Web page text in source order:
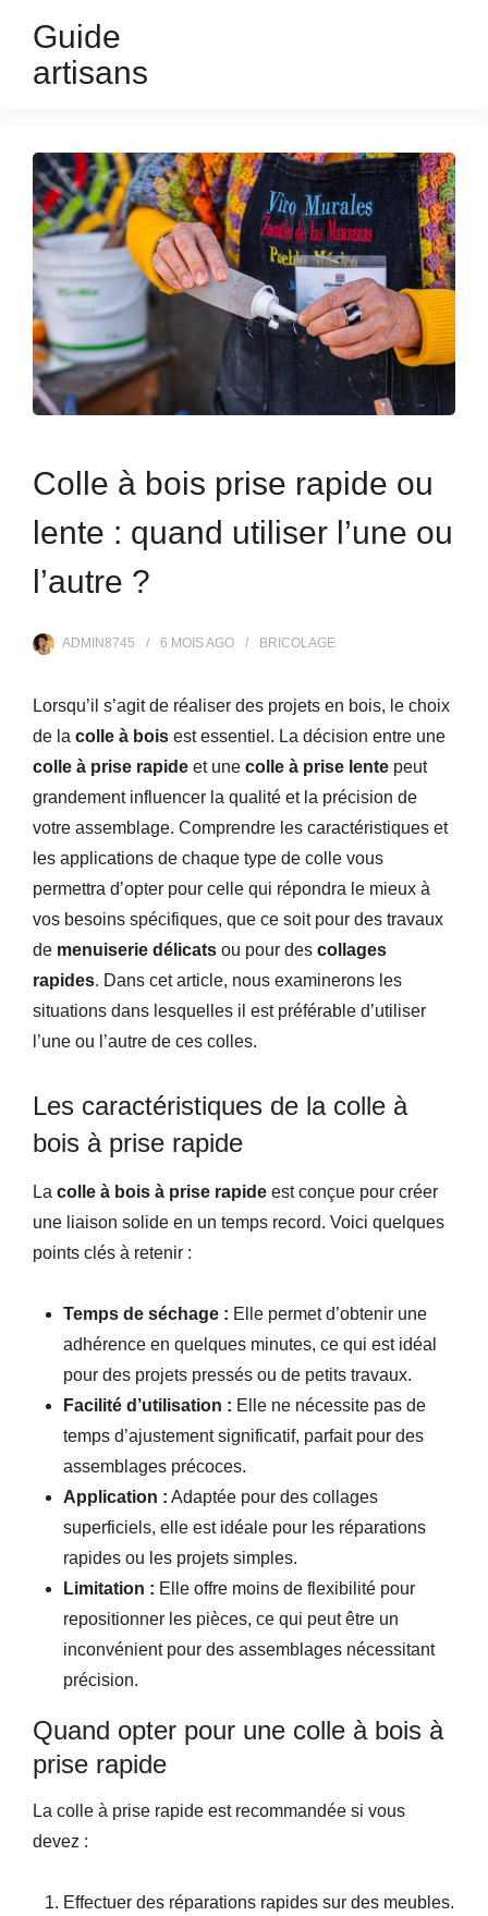
Guide
artisans
Colle à bois prise rapide ou
lente : quand utiliser l’une ou
l’autre ?
ADMIN8745 6 MOISAGO BRICOLAGE
Lorsqu’il s’agit de réaliser des projets en bois, le choix
de la colle à bois est essentiel. La décision entre une
colle à prise rapide et une colle à prise lente peut
grandement influencer la qualité et la précision de
votre assemblage. Comprendre les caractéristiques et
les applications de chaque type de colle vous
permettra d’opter pour celle qui répondra le mieux à
vos besoins spécifiques, que ce soit pour des travaux
de menuiserie délicats ou pour des collages
rapides. Dans cet article, nous examinerons les
situations dans lesquelles il est préférable d’utiliser
l’une ou l’autre de ces colles.
Les caractéristiques de la colle à
bois à prise rapide
La colle à bois à prise rapide est conçue pour créer
une liaison solide en un temps record. Voici quelques
points clés à retenir :
Temps de séchage : Elle permet d’obtenir une
adhérence en quelques minutes, ce qui est idéal
pour des projets pressés ou de petits travaux.
Facilité d’utilisation : Elle ne nécessite pas de
temps d’ajustement significatif, parfait pour des
assemblages précoces.
Application : Adaptée pour des collages
superficiels, elle est idéale pour les réparations
rapides ou les projets simples.
Limitation : Elle offre moins de flexibilité pour
repositionner les pièces, ce qui peut être un
inconvénient pour des assemblages nécessitant
précision.
Quand opter pour une colle à bois à
prise rapide
La colle à prise rapide est recommandée si vous
devez :
Effectuer des réparations rapides sur des meubles.